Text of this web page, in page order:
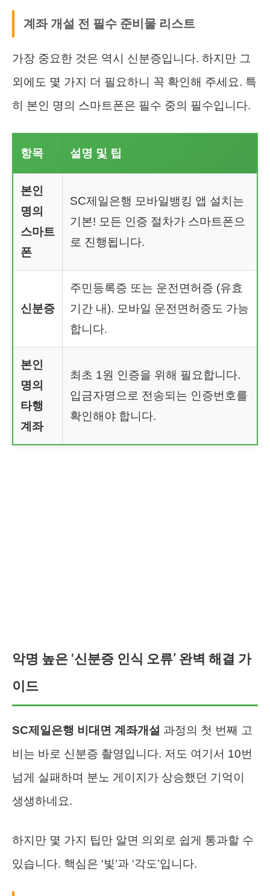
계좌 개설 전 필수 준비물 리스트
가장 중요한 것은 역시 신분증입니다. 하지만 그
외에도 몇 가지 더 필요하니 꼭 확인해 주세요. 특
히 본인 명의 스마트폰은 필수 중의 필수입니다.
항목 설명 및 팁
본인
명의
스마트
폰
SC제일은행 모바일뱅킹 앱 설치는
기본! 모든 인증 절차가 스마트폰으
로 진행됩니다.
신분증
주민등록증 또는 운전면허증 (유효
기간 내). 모바일 운전면허증도 가능
합니다.
본인
명의
타행
계좌
최초 1원 인증을 위해 필요합니다.
입금자명으로 전송되는 인증번호를
확인해야 합니다.
악명 높은 ‘신분증 인식 오류’ 완벽 해결 가
이드
SC제일은행 비대면 계좌개설 과정의 첫 번째 고
비는 바로 신분증 촬영입니다. 저도 여기서 10번
넘게 실패하며 분노 게이지가 상승했던 기억이
생생하네요.
하지만 몇 가지 팁만 알면 의외로 쉽게 통과할 수
있습니다. 핵심은 ‘빛’과 ‘각도’입니다.